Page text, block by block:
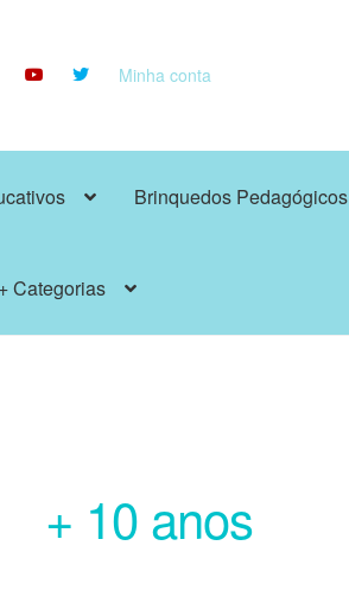
Minha conta
Brinquedos Pedagógicos
+ Categorias
+ 10 anos